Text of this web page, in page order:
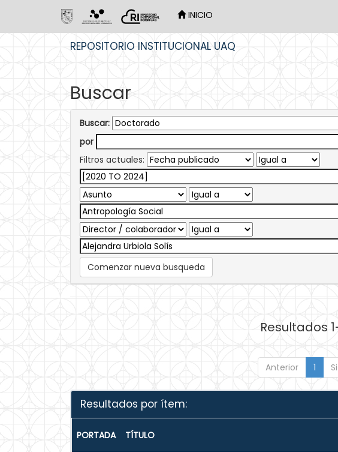
INICIO
REPOSITORIO INSTITUCIONAL UAQ
Buscar
Buscar:
por
Filtros actuales:
Comenzar nueva busqueda
Resultados
Anterior 1
Resultados por ítem:
PORTADA TÍTULO